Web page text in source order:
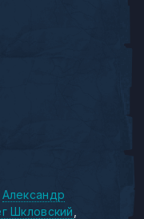
Александр
Шкловский